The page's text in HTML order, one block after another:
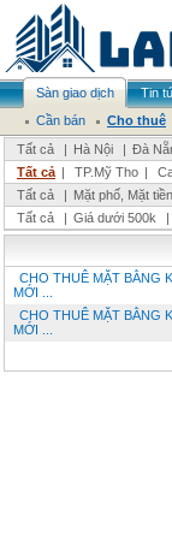
Sàn giao dịch Tin
Cần bán
Cho thuê
Tất cả
| Hà Nội | Đà
Tất cả | TP.Mỹ Tho |
Tất cả
| Mặt phố, Mặt tiền
Tất cả
| Giá dưới 500k |
CHO THUÊ MẶT BẰNG
MỚI ...
CHO THUÊ MẶT BẰNG
MỚI ...